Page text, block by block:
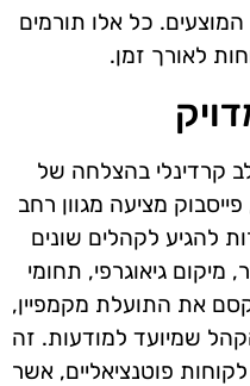
כל אלו תורמים
לאורך זמן.
קרדינלי בהצלחה של
מציעה מגוון רחב
להגיע לקהלים שונים
מיקום גיאוגרפי, תחומי
את התועלת מקמפיין,
שמיועד למודעות. זה
פוטנציאליים, אשר